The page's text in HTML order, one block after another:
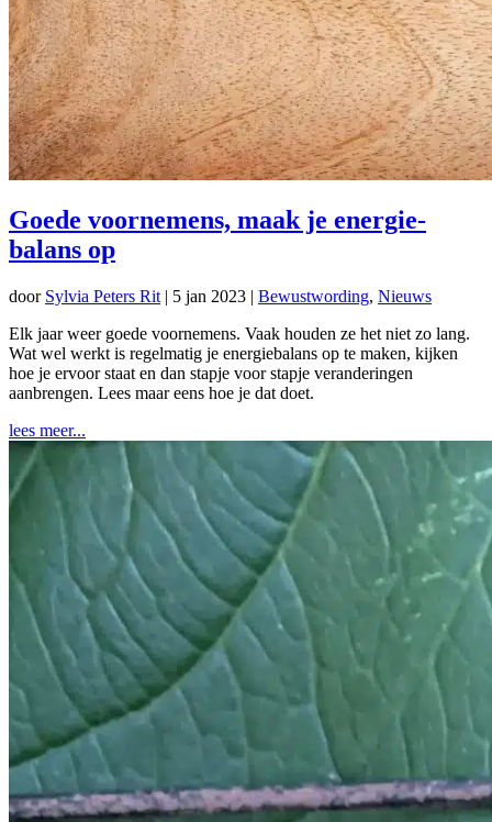
Goede voornemens, maak je energie-
balans op
door Sylvia Peters Rit | 5 jan 2023 | Bewustwording, Nieuws
Elk jaar weer goede voornemens. Vaak houden ze het niet zo lang.
Wat wel werkt is regelmatig je energiebalans op te maken, kijken
hoe je ervoor staat en dan stapje voor stapje veranderingen
aanbrengen. Lees maar eens hoe je dat doet.
lees meer...